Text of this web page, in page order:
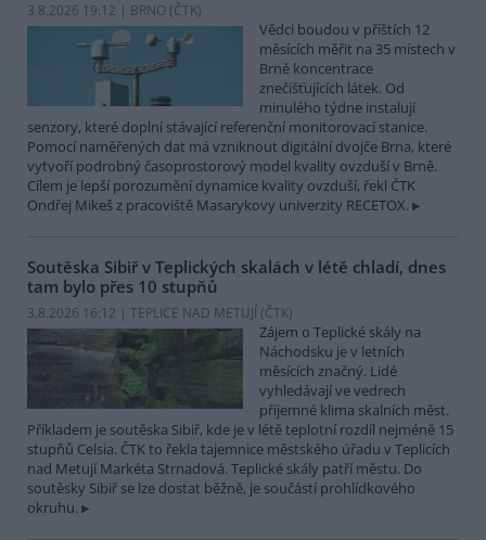
3.8.2026 19:12 | BRNO (ČTK)
Vědci boudou v příštích 12
měsících měřit na 35 místech v
Brně koncentrace
znečišťujících látek. Od
minulého týdne instalují
senzory, které doplní stávající referenční monitorovací stanice.
Pomocí naměřených dat má vzniknout digitální dvojče Brna, které
vytvoří podrobný časoprostorový model kvality ovzduší v Brně.
Cílem je lepší porozumění dynamice kvality ovzduší, řekl ČTK
Ondřej Mikeš z pracoviště Masarykovy univerzity RECETOX.
Soutěska Sibiř v Teplických skalách v létě chladí, dnes
tam bylo přes 10 stupňů
3.8.2026 16:12 | TEPLICE NAD METUJÍ (ČTK)
Zájem o Teplické skály na
Náchodsku je v letních
měsících značný. Lidé
vyhledávají ve vedrech
příjemné klima skalních měst.
Příkladem je soutěska Sibiř, kde je v létě teplotní rozdíl nejméně 15
stupňů Celsia. ČTK to řekla tajemnice městského úřadu v Teplicích
nad Metují Markéta Strnadová. Teplické skály patří městu. Do
soutěsky Sibiř se lze dostat běžně, je součástí prohlídkového
okruhu.